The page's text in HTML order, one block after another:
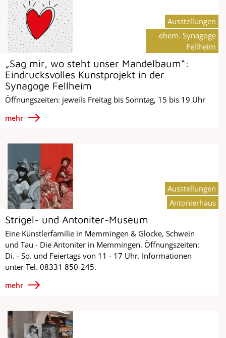
„Sag mir, wo steht unser Mandelbaum“:
Eindrucksvolles Kunstprojekt in der
Synagoge Fellheim
Öffnungszeiten: jeweils Freitag bis Sonntag, 15 bis 19 Uhr
mehr
Ausstellungen
ehem. Synagoge
Fellheim
Strigel- und Antoniter-Museum
Eine Künstlerfamilie in Memmingen & Glocke, Schwein
und Tau - Die Antoniter in Memmingen. Öffnungszeiten:
Di. - So. und Feiertags von 11 - 17 Uhr. Informationen
unter Tel. 08331 850-245.
mehr
Ausstellungen
Antonierhaus